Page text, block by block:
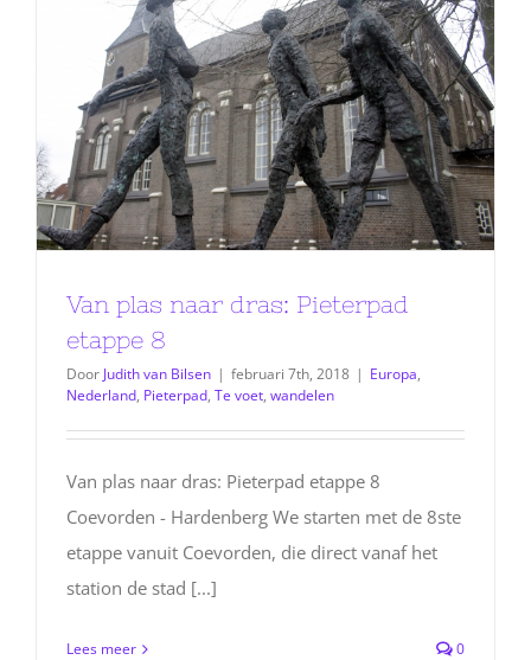
Van plas naar dras: Pieterpad
etappe 8
Door Judith van Bilsen | februari 7th, 2018 | Europa,
Nederland, Pieterpad, Te voet, wandelen
Van plas naar dras: Pieterpad etappe 8
Coevorden - Hardenberg We starten met de 8ste
etappe vanuit Coevorden, die direct vanaf het
station de stad [...]
Lees meer 0